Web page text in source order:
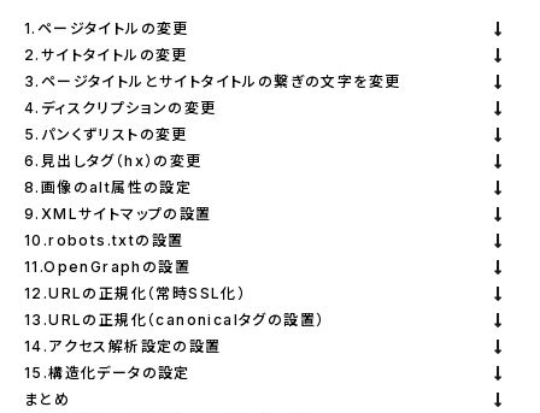
1.ページタイトルの変更
2.サイトタイトルの変更
3.ページタイトルとサイトタイトルの繋ぎの文字を変更
4.ディスクリプションの変更
5.パンくずリストの変更
6.見出しタグ（hx）の変更
8.画像のalt属性の設定
9.XMLサイトマップの設置
10.robots.txtの設置
11.OpenGraphの設置
12.URLの正規化（常時SSL化）
13.URLの正規化（canonicalタグの設置）
14.アクセス解析設定の設置
15.構造化データの設定
まとめ